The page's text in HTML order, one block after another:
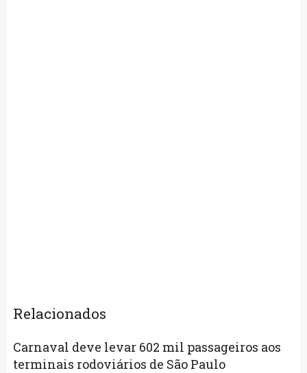
Relacionados
Carnaval deve levar 602 mil passageiros aos
terminais rodoviários de São Paulo